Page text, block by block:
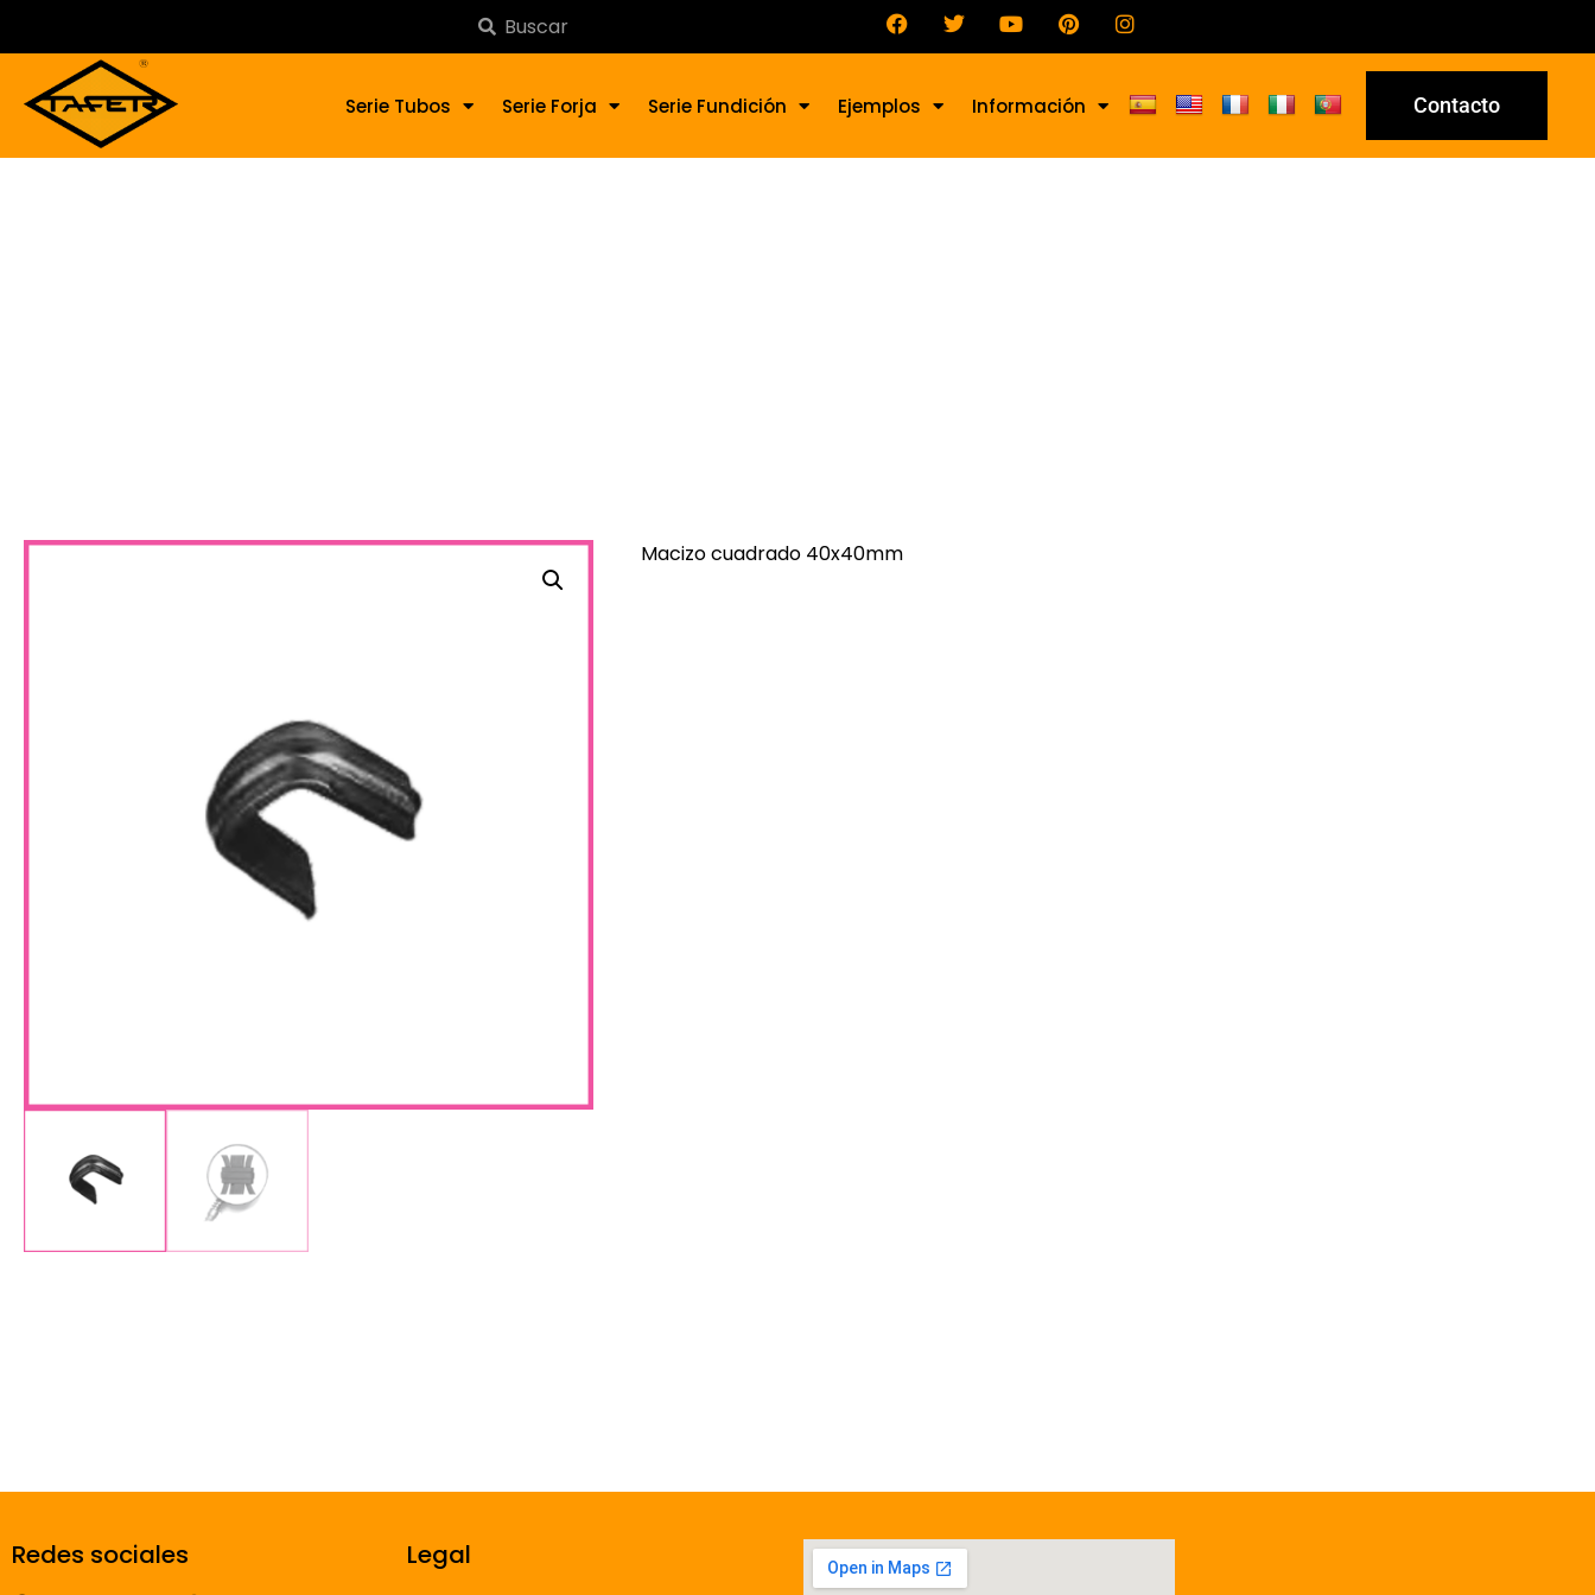
Serie Tubos Serie Forja Serie Fundición Ejemplos Información Contacto
Macizo cuadrado 40x40mm
Redes sociales Legal